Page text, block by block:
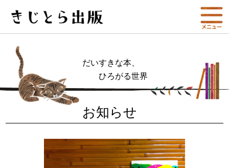
だいすきな本、
ひろがる世界
お知らせ